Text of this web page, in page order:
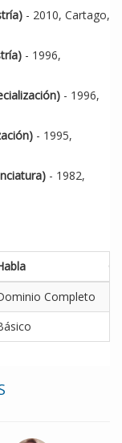
- 2010, Cartago,
- 1996,
- 1996,
- 1995,
- 1982,
Completo